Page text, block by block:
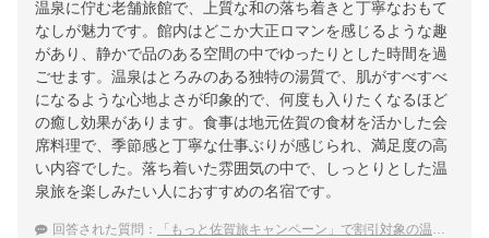
温泉に佇む老舗旅館で、上質な和の落ち着きと丁寧なおもて
なしが魅力です。館内はどこか大正ロマンを感じるような趣
があり、静かで品のある空間の中でゆったりとした時間を過
ごせます。温泉はとろみのある独特の湯質で、肌がすべすべ
になるような心地よさが印象的で、何度も入りたくなるほど
の癒し効果があります。食事は地元佐賀の食材を活かした会
席料理で、季節感と丁寧な仕事ぶりが感じられ、満足度の高
い内容でした。落ち着いた雰囲気の中で、しっとりとした温
泉旅を楽しみたい人におすすめの名宿です。
回答された質問： 「もっと佐賀旅キャンペーン」で割引対象の温泉宿でおすすめを教えて